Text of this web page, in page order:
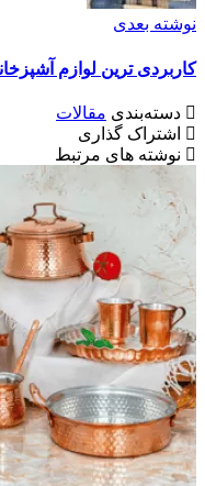
نوشته بعدی
کاربردی ترین لوازم
دسته‌بندی مقالات
اشتراک گذاری
نوشته های مرتبط